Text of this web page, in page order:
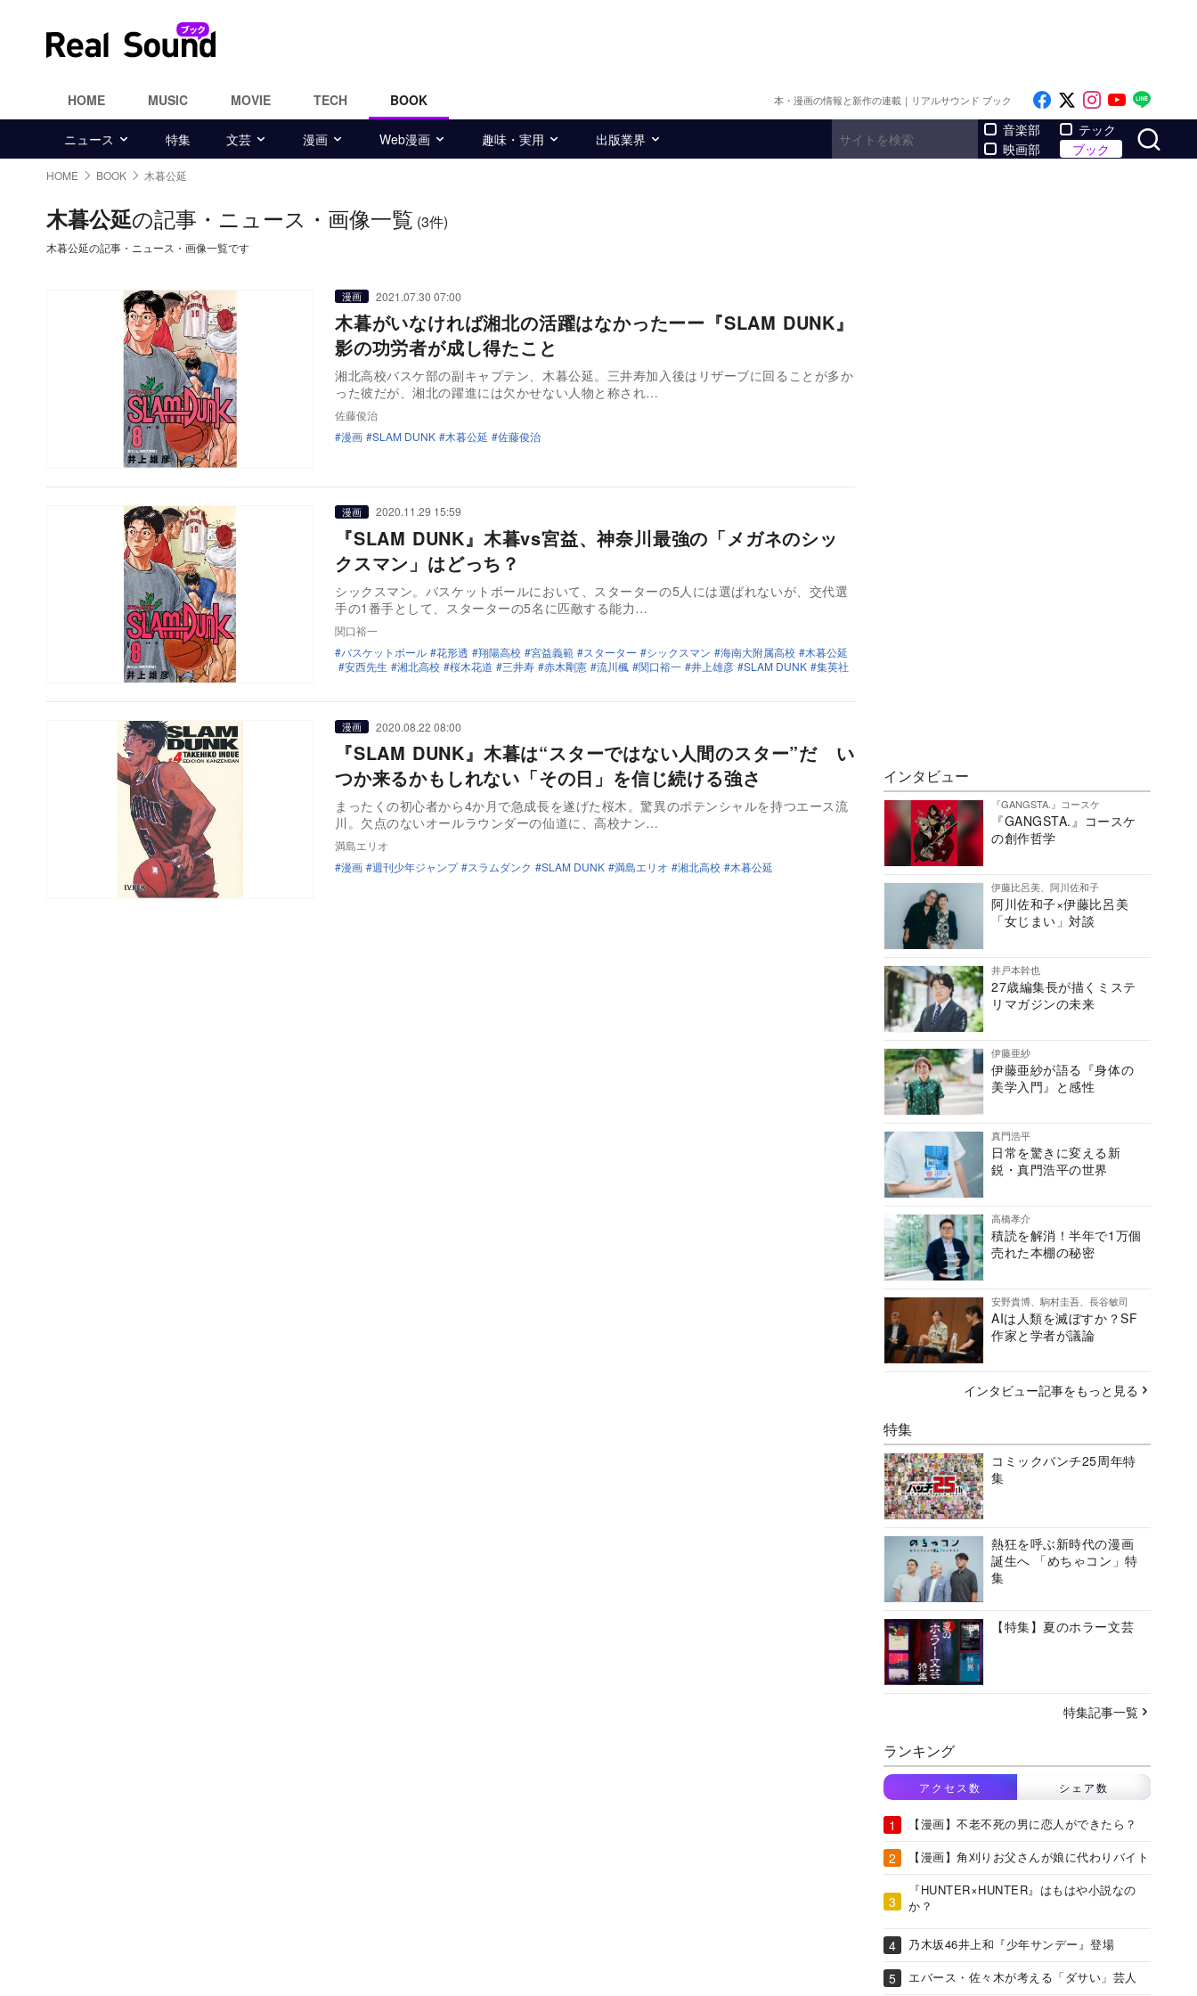
HOME MUSIC MOVIE TECH BOOK 本・漫画の情報と新作の連載｜リアルサウンド ブック Like on Facebook
Follow on x
Follow on
Follow
ニュース 特集 文芸 漫画 Web漫画 趣味・実用 出版業界
音楽部
映画部
テック
ブック
HOME BOOK 木暮公延
木暮公延の記事・ニュース・画像一覧 (3件)
木暮公延の記事・ニュース・画像一覧です
漫画 2021.07.30 07:00
木暮がいなければ湘北の活躍はなかったーー『SLAM DUNK』
影の功労者が成し得たこと
湘北高校バスケ部の副キャプテン、木暮公延。三井寿加入後はリザーブに回ることが多か
った彼だが、湘北の躍進には欠かせない人物と称され…
佐藤俊治
漫画
SLAM DUNK 木暮公延 佐藤俊治
漫画 2020.11.29 15:59
『SLAM DUNK』木暮vs宮益、神奈川最強の「メガネのシッ
クスマン」はどっち？
シックスマン。バスケットボールにおいて、スターターの5人には選ばれないが、交代選
手の1番手として、スターターの5名に匹敵する能力…
関口裕一
バスケットボール
花形透 翔陽高校 宮益義範 スターター シックスマン 海南大附属高校
木暮公延
安西先生
湘北高校 桜木花道 三井寿 赤木剛憲 流川楓 関口裕一 井上雄彦 SLAM DUNK 集英社
漫画 2020.08.22 08:00
『SLAM DUNK』木暮は“スターではない人間のスター”だ い
つか来るかもしれない「その日」を信じ続ける強さ
まったくの初心者から4か月で急成長を遂げた桜木。驚異のポテンシャルを持つエース流
川。欠点のないオールラウンダーの仙道に、高校ナン…
満島エリオ
漫画
週刊少年ジャンプ スラムダンク SLAM DUNK 満島エリオ 湘北高校 木暮公延
インタビュー
『GANGSTA.』コースケ
『GANGSTA.』コースケ
の創作哲学
伊藤比呂美、阿川佐和子
阿川佐和子×伊藤比呂美
「女じまい」対談
井戸本幹也
27歳編集長が描くミステ
リマガジンの未来
伊藤亜紗
伊藤亜紗が語る『身体の
美学入門』と感性
真門浩平
日常を驚きに変える新
鋭・真門浩平の世界
高橋孝介
積読を解消！半年で1万個
売れた本棚の秘密
安野貴博、駒村圭吾、長谷敏司
AIは人類を滅ぼすか？SF
作家と学者が議論
インタビュー記事をもっと見る
特集
コミックバンチ25周年特
集
熱狂を呼ぶ新時代の漫画
誕生へ 「めちゃコン」特
集
【特集】夏のホラー文芸
特集記事一覧
ランキング
アクセス数 シェア数
【漫画】不老不死の男に恋人ができたら？
【漫画】角刈りお父さんが娘に代わりバイト
『HUNTER×HUNTER』はもはや小説なの
か？
乃木坂46井上和『少年サンデー』登場
エバース・佐々木が考える「ダサい」芸人